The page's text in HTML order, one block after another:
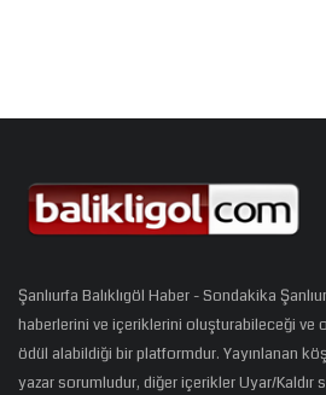
Şanlıurfa Balıklıgöl Haber - Sondakika
haberlerini ve içeriklerini oluşturabileceği ve
ödül alabildiği bir platformdur. Yayınlanan
yazar sorumludur, diğer içerikler Uyar/